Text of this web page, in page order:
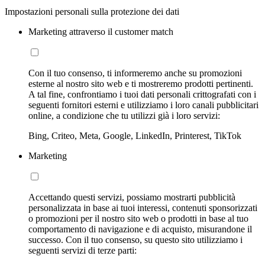
Impostazioni personali sulla protezione dei dati
Marketing attraverso il customer match
Con il tuo consenso, ti informeremo anche su promozioni
esterne al nostro sito web e ti mostreremo prodotti pertinenti.
A tal fine, confrontiamo i tuoi dati personali crittografati con i
seguenti fornitori esterni e utilizziamo i loro canali pubblicitari
online, a condizione che tu utilizzi già i loro servizi:
Bing, Criteo, Meta, Google, LinkedIn, Printerest, TikTok
Marketing
Accettando questi servizi, possiamo mostrarti pubblicità
personalizzata in base ai tuoi interessi, contenuti sponsorizzati
o promozioni per il nostro sito web o prodotti in base al tuo
comportamento di navigazione e di acquisto, misurandone il
successo. Con il tuo consenso, su questo sito utilizziamo i
seguenti servizi di terze parti: